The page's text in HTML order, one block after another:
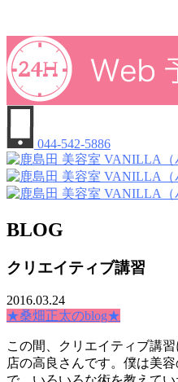
044-542-5886
BLOG
クリエイティブ講習
2016.03.24
★桑畑正太のblog★
この間、クリエイティブ講
店の高良さんです。僕は美